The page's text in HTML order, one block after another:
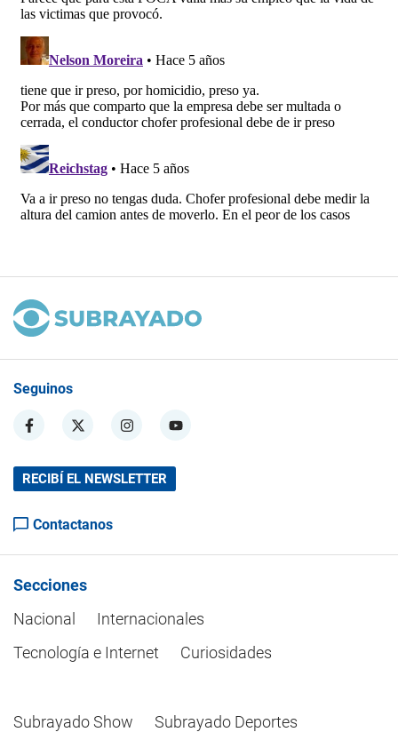
Seguinos
RECIBÍ EL NEWSLETTER
Contactanos
Secciones
Nacional
Internacionales
Tecnología e Internet
Curiosidades
Subrayado Show Subrayado Deportes